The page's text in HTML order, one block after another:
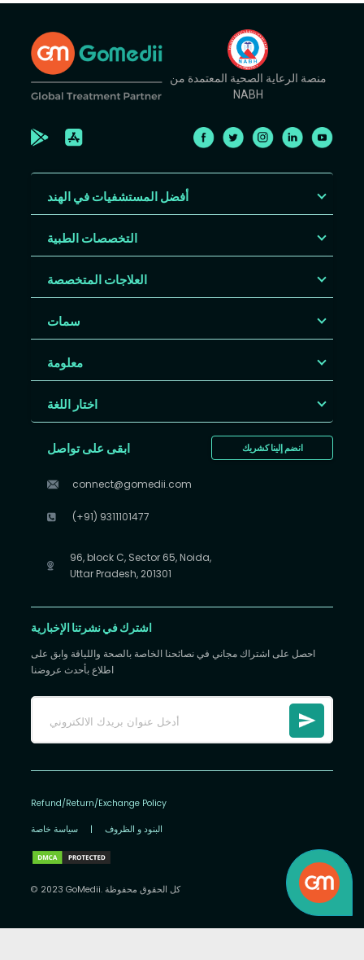
منصة الرعاية الصحية المعتمدة من
NABH
أفضل المستشفيات في الهند
التخصصات الطبية
العلاجات المتخصصة
سمات
معلومة
اختار اللغة
انضم إلينا كشريك ابقى على تواصل
connect@gomedii.com
(+91) 9311101477
96, block C, Sector 65, Noida,
Uttar Pradesh, 201301
اشترك في نشرتنا الإخبارية
احصل على اشتراك مجاني في نصائحنا الخاصة بالصحة واللياقة وابق على
اطلاع بأحدث عروضنا
Refund/Return/Exchange Policy
سياسة خاصة | البنود و الظروف
© 2023 GoMedii. كل الحقوق محفوظة